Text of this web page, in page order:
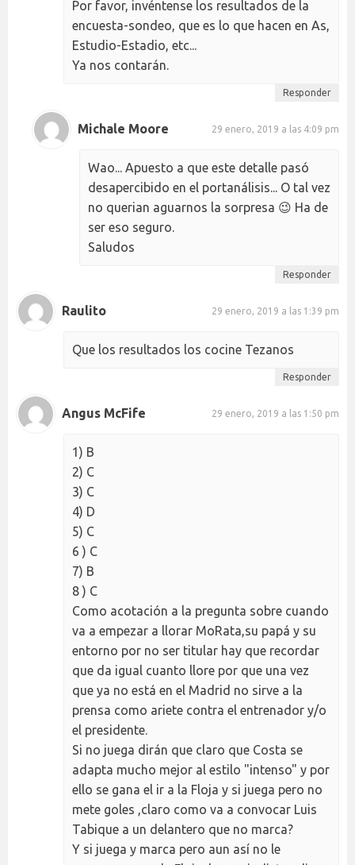
Por favor, invéntense los resultados de la
encuesta-sondeo, que es lo que hacen en As,
Estudio-Estadio, etc...
Ya nos contarán.
Responder
Michale Moore 29 enero, 2019 a las 4:09 pm
Wao... Apuesto a que este detalle pasó
desapercibido en el portanálisis... O tal vez
no querian aguarnos la sorpresa 😉 Ha de
ser eso seguro.
Saludos
Responder
Raulito 29 enero, 2019 a las 1:39 pm
Que los resultados los cocine Tezanos
Responder
Angus McFife 29 enero, 2019 a las 1:50 pm
1) B
2) C
3) C
4) D
5) C
6 ) C
7) B
8 ) C
Como acotación a la pregunta sobre cuando
va a empezar a llorar MoRata,su papá y su
entorno por no ser titular hay que recordar
que da igual cuanto llore por que una vez
que ya no está en el Madrid no sirve a la
prensa como ariete contra el entrenador y/o
el presidente.
Si no juega dirán que claro que Costa se
adapta mucho mejor al estilo "intenso" y por
ello se gana el ir a la Floja y si juega pero no
mete goles ,claro como va a convocar Luis
Tabique a un delantero que no marca?
Y si juega y marca pero aun así no le